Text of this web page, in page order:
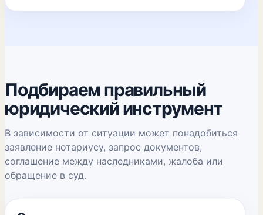
Подбираем правильный
юридический инструмент
В зависимости от ситуации может понадобиться
заявление нотариусу, запрос документов,
соглашение между наследниками, жалоба или
обращение в суд.